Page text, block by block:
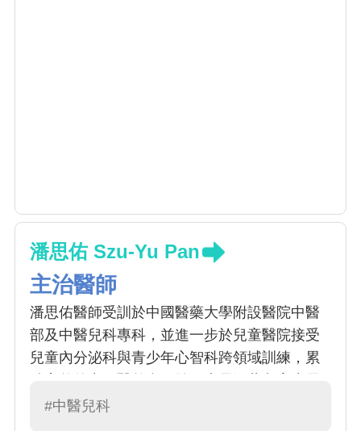
潘思佑 Szu-Yu Pan
主治醫師
潘思佑醫師受訓於中國醫藥大學附設醫院中醫
部及中醫兒科專科，並進一步於兒童醫院接受
兒童內分泌科與青少年心智科跨領域訓練，累
發育、早期療育、過敏性疾病、肥胖與青春期
#中醫兒科